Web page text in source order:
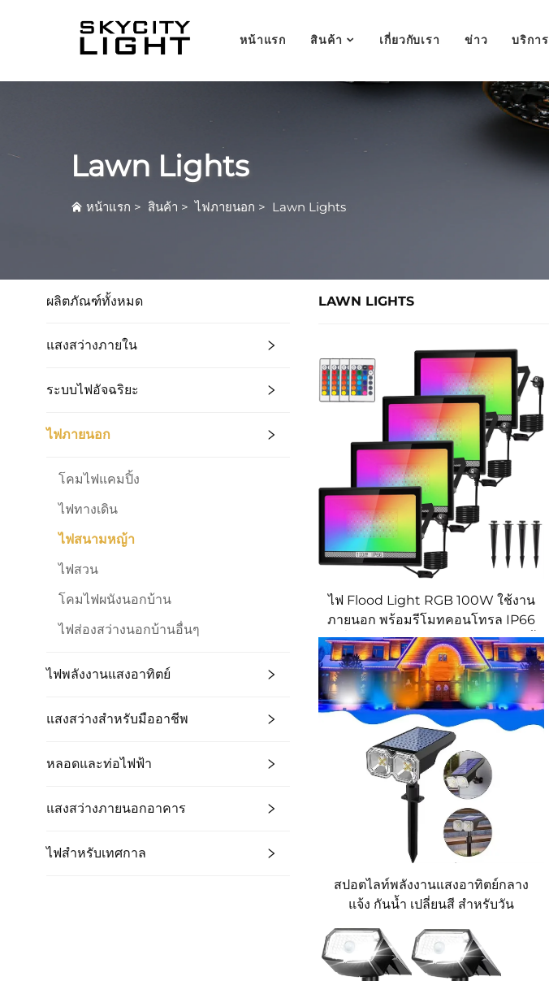
หน้าแรก สินค้า เกี่ยวกับเรา ข่าว บริการ
Lawn Lights
หน้าแรก > สินค้า >ไฟภายนอก > Lawn Lights
ผลิตภัณฑ์ทั้งหมด
แสงสว่างภายใน
ระบบไฟอัจฉริยะ
ไฟภายนอก
โคมไฟแคมปิ้ง
ไฟทางเดิน
ไฟสนามหญ้า
ไฟสวน
โคมไฟผนังนอกบ้าน
ไฟส่องสว่างนอกบ้านอื่นๆ
ไฟพลังงานแสงอาทิตย์
แสงสว่างสำหรับมืออาชีพ
หลอดและท่อไฟฟ้า
แสงสว่างภายนอกอาคาร
ไฟสำหรับเทศกาล
LAWN LIGHTS
ไฟ Flood Light RGB 100W ใช้งาน
ภายนอก พร้อมรีโมทคอนโทรล IP66
เปลี่ยนสีได้ 16 สี สำหรับสวนงานปาร์ตี้
และลานสนาม
สปอตไลท์พลังงานแสงอาทิตย์กลาง
แจ้ง กันน้ำ เปลี่ยนสี สำหรับวัน
ทัศน์พลังงานแสงอาทิตย์สำหรับลาน
ด้านนอก